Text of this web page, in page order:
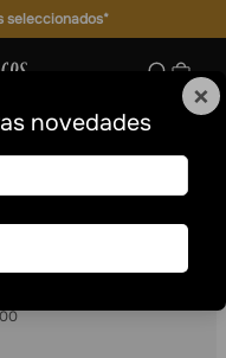
seleccionados*
×
novedades